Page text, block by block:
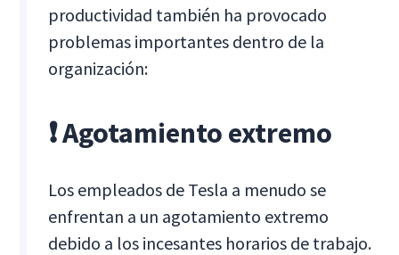
productividad también ha provocado
problemas importantes dentro de la
organización:
❗ Agotamiento extremo
Los empleados de Tesla a menudo se
enfrentan a un agotamiento extremo
debido a los incesantes horarios de trabajo.